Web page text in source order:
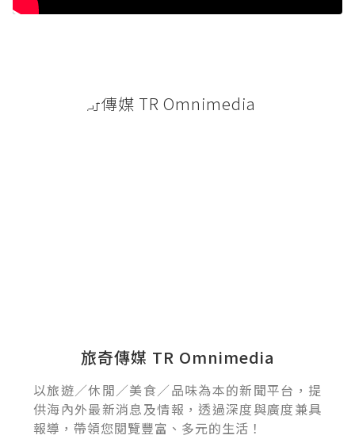
旅奇傳媒 TR Omnimedia
以旅遊／休閒／美食／品味為本的新聞平台，提
供海內外最新消息及情報，透過深度與廣度兼具
報導，帶領您閱覽豐富、多元的生活！